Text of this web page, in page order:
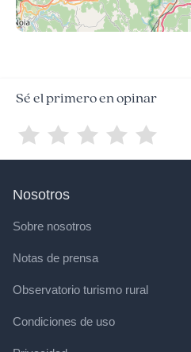
Sé el primero en opinar
Nosotros
Sobre nosotros
Notas de prensa
Observatorio turismo rural
Condiciones de uso